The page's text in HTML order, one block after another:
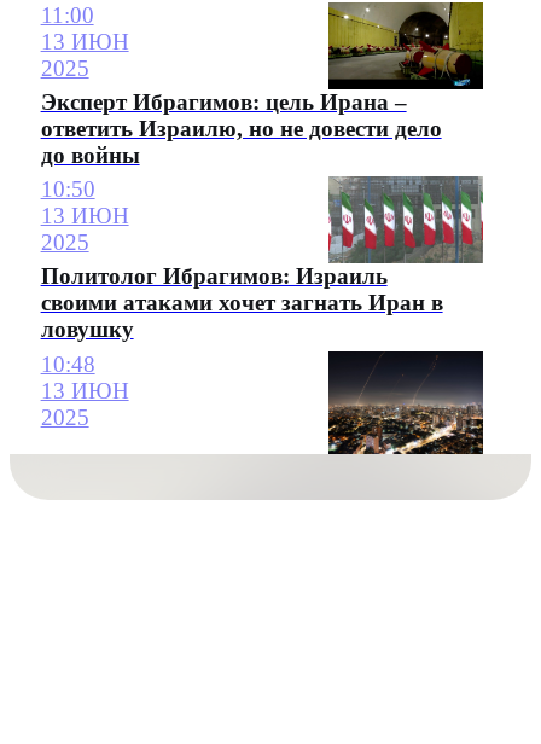
11:00
13 ИЮН
2025
Эксперт Ибрагимов: цель Ирана –
ответить Израилю, но не довести дело
до войны
10:50
13 ИЮН
2025
Политолог Ибрагимов: Израиль
своими атаками хочет загнать Иран в
ловушку
10:48
13 ИЮН
2025